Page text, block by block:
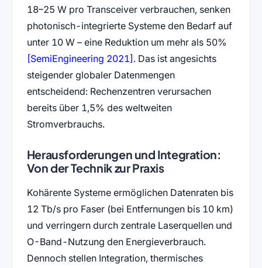
18–25 W pro Transceiver verbrauchen, senken
photonisch-integrierte Systeme den Bedarf auf
unter 10 W – eine Reduktion um mehr als 50%
[SemiEngineering 2021] (öffnet in neuem Tab)
. Das ist angesichts
steigender globaler Datenmengen
entscheidend: Rechenzentren verursachen
bereits über 1,5% des weltweiten
Stromverbrauchs.
Herausforderungen und Integration:
Von der Technik zur Praxis
Kohärente Systeme ermöglichen Datenraten bis
12 Tb/s pro Faser (bei Entfernungen bis 10 km)
und verringern durch zentrale Laserquellen und
O-Band-Nutzung den Energieverbrauch.
Dennoch stellen Integration, thermisches